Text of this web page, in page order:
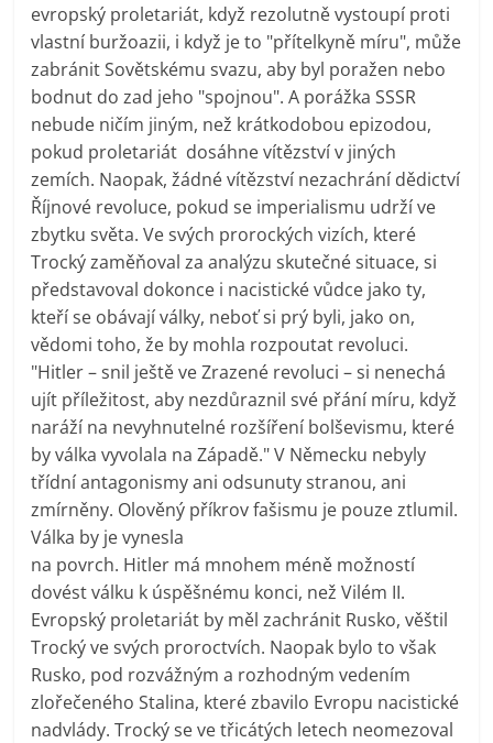
evropský proletariát, když rezolutně vystoupí proti
vlastní buržoazii, i když je to "přítelkyně míru", může
zabránit Sovětskému svazu, aby byl poražen nebo
bodnut do zad jeho "spojnou". A porážka SSSR
nebude ničím jiným, než krátkodobou epizodou,
pokud proletariát dosáhne vítězství v jiných
zemích. Naopak, žádné vítězství nezachrání dědictví
Říjnové revoluce, pokud se imperialismu udrží ve
zbytku světa. Ve svých prorockých vizích, které
Trocký zaměňoval za analýzu skutečné situace, si
představoval dokonce i nacistické vůdce jako ty,
kteří se obávají války, neboť si prý byli, jako on,
vědomi toho, že by mohla rozpoutat revoluci.
"Hitler – snil ještě ve Zrazené revoluci – si nenechá
ujít příležitost, aby nezdůraznil své přání míru, když
naráží na nevyhnutelné rozšíření bolševismu, které
by válka vyvolala na Západě." V Německu nebyly
třídní antagonismy ani odsunuty stranou, ani
zmírněny. Olověný příkrov fašismu je pouze ztlumil.
Válka by je vynesla
na povrch. Hitler má mnohem méně možností
dovést válku k úspěšnému konci, než Vilém II.
Evropský proletariát by měl zachránit Rusko, věštil
Trocký ve svých proroctvích. Naopak bylo to však
Rusko, pod rozvážným a rozhodným vedením
zlořečeného Stalina, které zbavilo Evropu nacistické
nadvlády. Trocký se ve třicátých letech neomezoval